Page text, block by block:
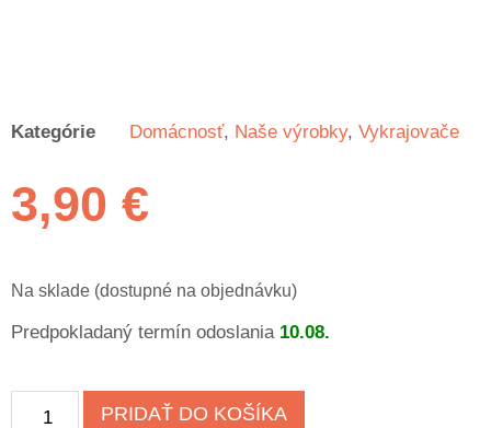
Kategórie Domácnosť, Naše výrobky, Vykrajovače
3,90 €
Na sklade (dostupné na objednávku)
Predpokladaný termín odoslania 10.08.
PRIDAŤ DO KOŠÍKA